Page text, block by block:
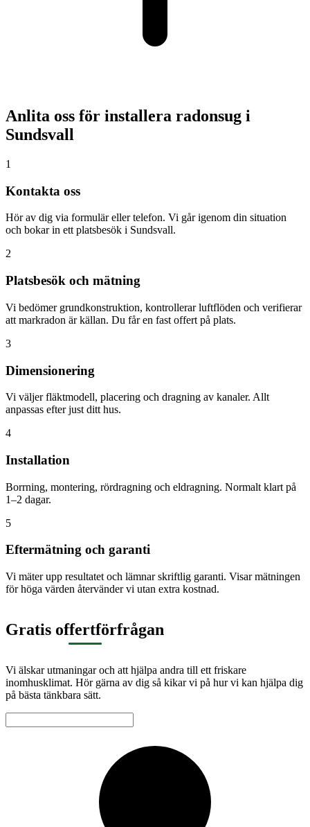
Anlita oss för installera radonsug i
Sundsvall
1
Kontakta oss
Hör av dig via formulär eller telefon. Vi går igenom din situation
och bokar in ett platsbesök i Sundsvall.
2
Platsbesök och mätning
Vi bedömer grundkonstruktion, kontrollerar luftflöden och verifierar
att markradon är källan. Du får en fast offert på plats.
3
Dimensionering
Vi väljer fläktmodell, placering och dragning av kanaler. Allt
anpassas efter just ditt hus.
4
Installation
Borrning, montering, rördragning och eldragning. Normalt klart på
1–2 dagar.
5
Eftermätning och garanti
Vi mäter upp resultatet och lämnar skriftlig garanti. Visar mätningen
för höga värden återvänder vi utan extra kostnad.
Gratis offertförfrågan
Vi älskar utmaningar och att hjälpa andra till ett friskare
inomhusklimat. Hör gärna av dig så kikar vi på hur vi kan hjälpa dig
på bästa tänkbara sätt.